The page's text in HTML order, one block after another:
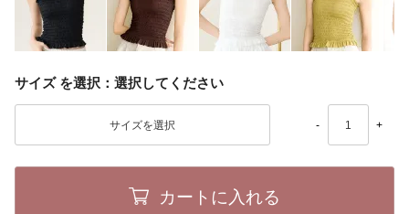
サイズ 選択してください
- +
カートに入れる